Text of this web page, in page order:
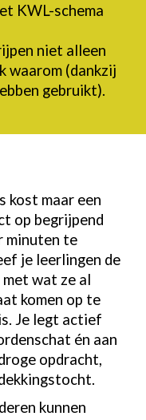
KWL-schema
niet alleen
waarom (dankzij
gebruikt).
kost maar een
op begrijpend
minuten te
je leerlingen de
met wat ze al
komen op te
Je legt actief
én aan
opdracht,
kunnen